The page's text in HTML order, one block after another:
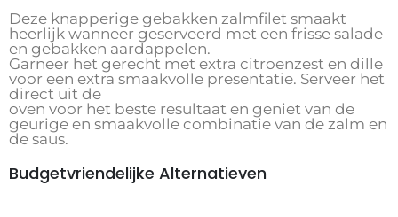
Deze knapperige gebakken zalmfilet smaakt
heerlijk wanneer geserveerd met een frisse salade
en gebakken aardappelen.
Garneer het gerecht met extra citroenzest en dille
voor een extra smaakvolle presentatie. Serveer het
direct uit de
oven voor het beste resultaat en geniet van de
geurige en smaakvolle combinatie van de zalm en
de saus.
Budgetvriendelijke Alternatieven